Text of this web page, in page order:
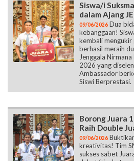
Siswa/i
dalam Ajang
09/06/2026 Dua
kebanggaan!
kembali mengukir
berhasil meraih
Jenggala
2026 yang
Ambassador
Siswi Berprestasi.
Borong Juara
Raih Double
09/06/2026
kreativitas! Tim
sukses sabet